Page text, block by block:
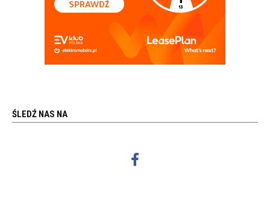
ŚLEDŹ NAS NA